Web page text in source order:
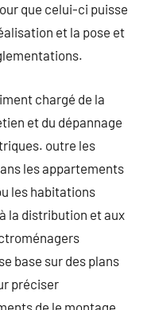
que celui-ci puisse
et la pose et
chargé de la
et du dépannage
outre les
les appartements
les habitations
la distribution et aux
base sur des plans
préciser
de le montage